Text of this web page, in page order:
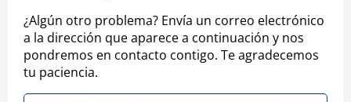
¿Algún otro problema? Envía un correo electrónico
a la dirección que aparece a continuación y nos
pondremos en contacto contigo. Te agradecemos
tu paciencia.